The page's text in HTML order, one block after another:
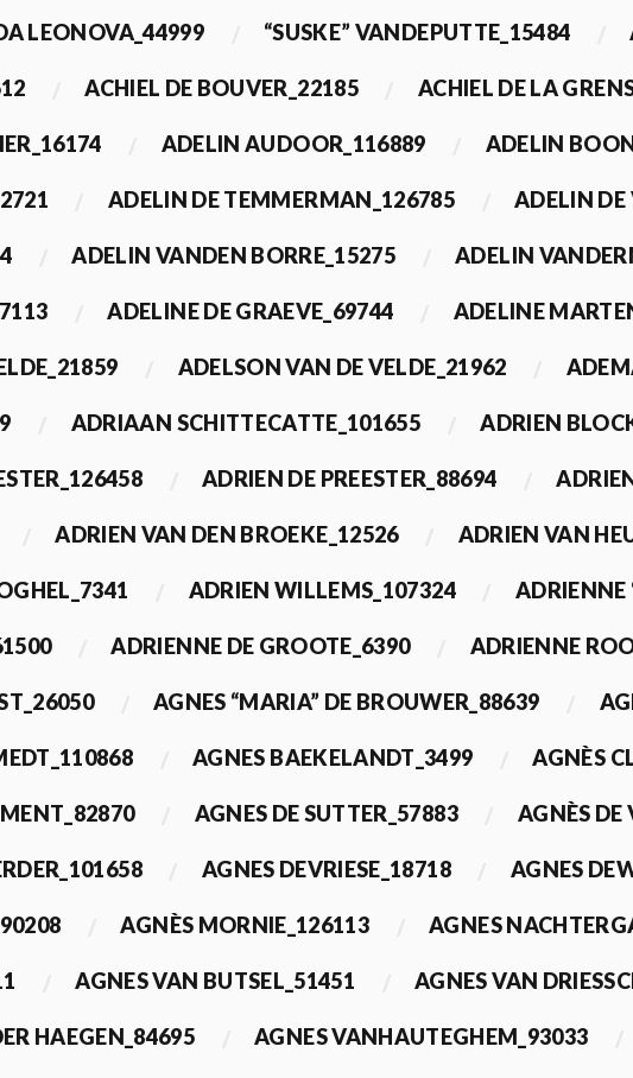
LEONOVA_44999 “SUSKE” VANDEPUTTE_15484
ACHIEL DE BOUVER_22185 ACHIEL DE LA
ADELIN AUDOOR_116889 ADELIN
ADELIN DE TEMMERMAN_126785 ADELIN DE
ADELIN VANDEN BORRE_15275 ADELIN
ADELINE DE GRAEVE_69744 ADELINE
ADELSON VAN DE VELDE_21962
ADRIAAN SCHITTECATTE_101655 ADRIEN
ADRIEN DE PREESTER_88694
ADRIEN VAN DEN BROEKE_12526 ADRIEN VAN
ADRIEN WILLEMS_107324 ADRIENNE
ADRIENNE DE GROOTE_6390 ADRIENNE
AGNES “MARIA” DE BROUWER_88639
AGNES BAEKELANDT_3499 AGNÈS
AGNES DE SUTTER_57883 AGNÈS DE
AGNES DEVRIESE_18718 AGNES
AGNÈS MORNIE_126113 AGNES
AGNES VAN BUTSEL_51451 AGNES VAN
HAEGEN_84695 AGNES VANHAUTEGHEM_93033